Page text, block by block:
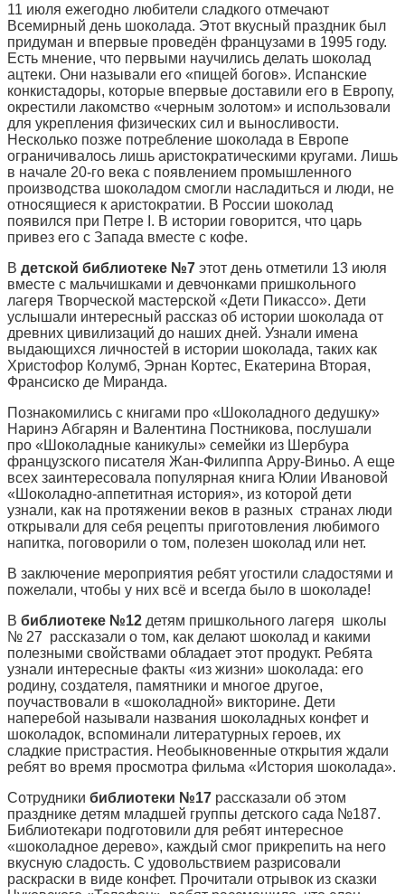
11 июля ежегодно любители сладкого отмечают
Всемирный день шоколада. Этот вкусный праздник был
придуман и впервые проведён французами в 1995 году.
Есть мнение, что первыми научились делать шоколад
ацтеки. Они называли его «пищей богов». Испанские
конкистадоры, которые впервые доставили его в Европу,
окрестили лакомство «черным золотом» и использовали
для укрепления физических сил и выносливости.
Несколько позже потребление шоколада в Европе
ограничивалось лишь аристократическими кругами. Лишь
в начале 20-го века с появлением промышленного
производства шоколадом смогли насладиться и люди, не
относящиеся к аристократии. В России шоколад
появился при Петре I. В истории говорится, что царь
привез его с Запада вместе с кофе.
В детской библиотеке №7 этот день отметили 13 июля
вместе с мальчишками и девчонками пришкольного
лагеря Творческой мастерской «Дети Пикассо». Дети
услышали интересный рассказ об истории шоколада от
древних цивилизаций до наших дней. Узнали имена
выдающихся личностей в истории шоколада, таких как
Христофор Колумб, Эрнан Кортес, Екатерина Вторая,
Франсиско де Миранда.
Познакомились с книгами про «Шоколадного дедушку»
Наринэ Абгарян и Валентина Постникова, послушали
про «Шоколадные каникулы» семейки из Шербура
французского писателя Жан-Филиппа Арру-Виньо. А еще
всех заинтересовала популярная книга Юлии Ивановой
«Шоколадно-аппетитная история», из которой дети
узнали, как на протяжении веков в разных странах люди
открывали для себя рецепты приготовления любимого
напитка, поговорили о том, полезен шоколад или нет.
В заключение мероприятия ребят угостили сладостями и
пожелали, чтобы у них всё и всегда было в шоколаде!
В библиотеке №12 детям пришкольного лагеря школы
№ 27 рассказали о том, как делают шоколад и какими
полезными свойствами обладает этот продукт. Ребята
узнали интересные факты «из жизни» шоколада: его
родину, создателя, памятники и многое другое,
поучаствовали в «шоколадной» викторине. Дети
наперебой называли названия шоколадных конфет и
шоколадок, вспоминали литературных героев, их
сладкие пристрастия. Необыкновенные открытия ждали
ребят во время просмотра фильма «История шоколада».
Сотрудники библиотеки №17 рассказали об этом
празднике детям младшей группы детского сада №187.
Библиотекари подготовили для ребят интересное
«шоколадное дерево», каждый смог прикрепить на него
вкусную сладость. С удовольствием разрисовали
раскраски в виде конфет. Прочитали отрывок из сказки